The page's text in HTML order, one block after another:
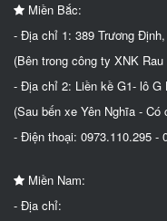
Miền Bắc:
- Địa chỉ 1: 389 Trương
(Bên trong công ty XNK
- Địa chỉ 2: Liền kề G1- lô G
(Sau bến xe Yên Nghĩa -
- Điện thoại: 0973.110.295 -
Miền Nam:
- Địa chỉ: